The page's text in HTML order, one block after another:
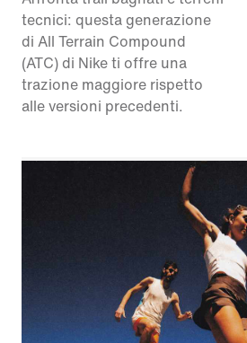
tecnici: questa generazione
di All Terrain Compound
(ATC) di Nike ti offre una
trazione maggiore rispetto
alle versioni precedenti.